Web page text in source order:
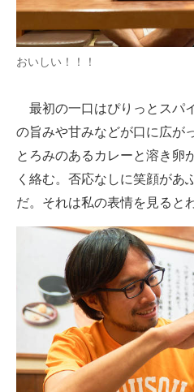
おいしい！！！
最初の一口はぴりっとスパ
の旨みや甘みなどが口に広が
とろみのあるカレーと溶き卵
く絡む。否応なしに笑顔があ
だ。それは私の表情を見ると